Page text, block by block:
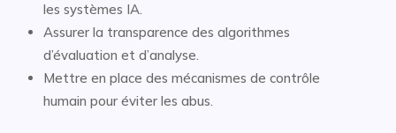
les systèmes IA.
Assurer la transparence des algorithmes
d’évaluation et d’analyse.
Mettre en place des mécanismes de contrôle
humain pour éviter les abus.